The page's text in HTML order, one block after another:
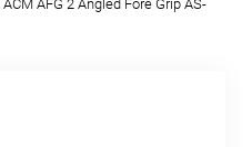
AFG 2 Angled Fore Grip AS-